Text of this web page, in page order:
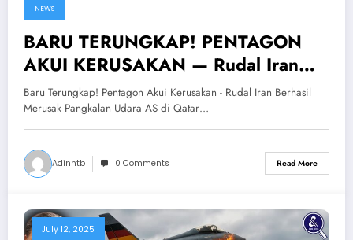
NEWS
BARU TERUNGKAP! PENTAGON
AKUI KERUSAKAN — Rudal Iran
BERHASIL Merusak Pangkalan
Udara AS di Qatar
Baru Terungkap! Pentagon Akui Kerusakan - Rudal Iran Berhasil
Merusak Pangkalan Udara AS di Qatar…
Adinntb 0 Comments Read More
July 12, 2025